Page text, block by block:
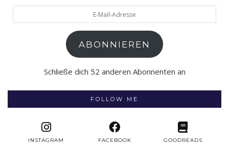
Mail-
ABONNIEREN
Schließe dich 52 anderen Abonnenten an
FOLLOW ME
INSTAGRAM FACEBOOK GOODREADS